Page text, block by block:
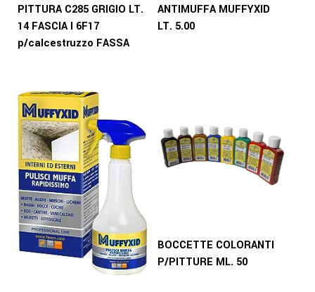
PITTURA C285 GRIGIO LT.
14 FASCIA I 6F17
p/calcestruzzo FASSA
ANTIMUFFA MUFFYXID
LT. 5.00
BOCCETTE COLORANTI
P/PITTURE ML. 50